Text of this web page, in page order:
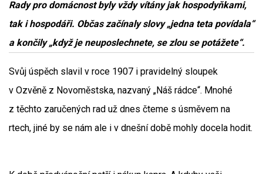
Rady pro domácnost byly vždy vítány jak hospodyňkami,
tak i hospodáři. Občas začínaly slovy „jedna teta povídala“
a končily „když je neuposlechnete, se zlou se potážete“.
Svůj úspěch slavil v roce 1907 i pravidelný sloupek
v Ozvěně z Novoměstska, nazvaný „Náš rádce“. Mnohé
z těchto zaručených rad už dnes čteme s úsměvem na
rtech, jiné by se nám ale i v dnešní době mohly docela hodit.